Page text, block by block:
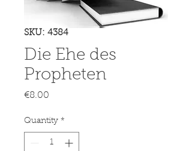
SKU: 4384
Die Ehe des
Propheten
€8.00
Quantity *